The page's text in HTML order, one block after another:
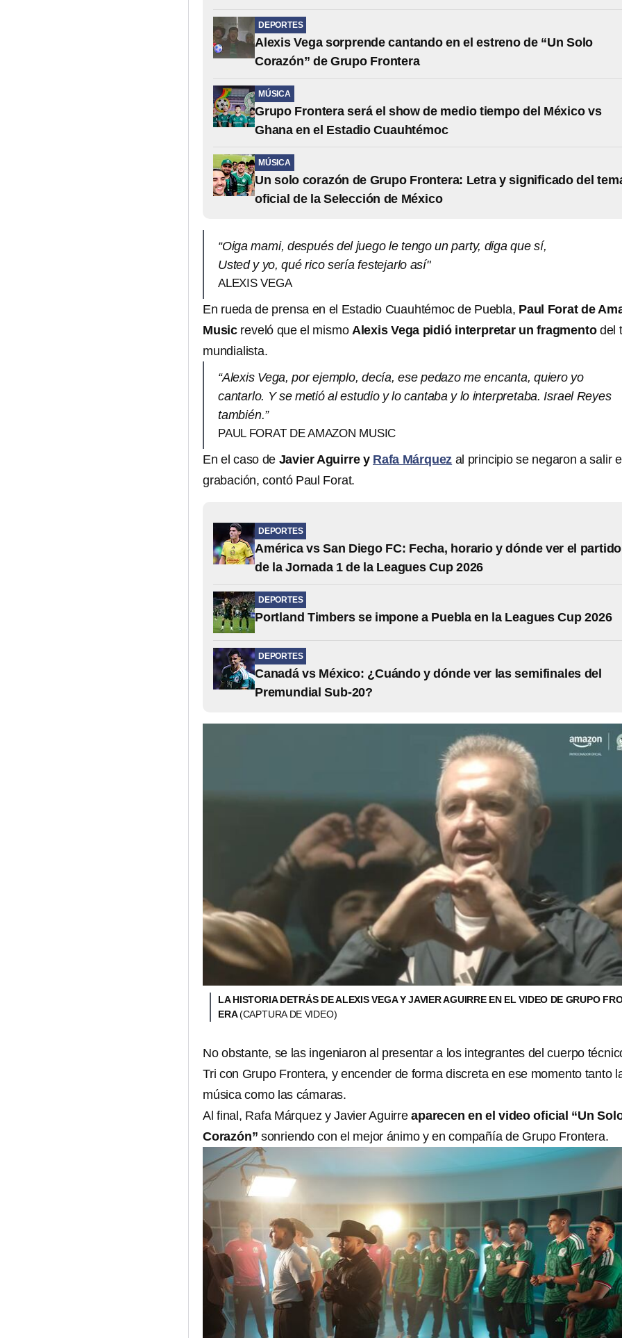
DEPORTES
Alexis Vega sorprende cantando en el estreno de “Un Solo
Corazón” de Grupo Frontera
MÚSICA
Grupo Frontera será el show de medio tiempo del México vs
Ghana en el Estadio Cuauhtémoc
MÚSICA
Un solo corazón de Grupo Frontera: Letra y significado del
oficial de la Selección de México
“Oiga mami, después del juego le tengo un party, diga que sí,
Usted y yo, qué rico sería festejarlo así"
ALEXIS VEGA
En rueda de prensa en el Estadio Cuauhtémoc de Puebla, Paul Forat de
Music reveló que el mismo Alexis Vega pidió interpretar un fragmentodel
mundialista.
“Alexis Vega, por ejemplo, decía, ese pedazo me encanta, quiero yo
cantarlo. Y se metió al estudio y lo cantaba y lo interpretaba. Israel Reyes
también.”
PAUL FORAT DE AMAZON MUSIC
En el caso de Javier Aguirre y Rafa Márquez al principio se negaron a salir
grabación, contó Paul Forat.
DEPORTES
América vs San Diego FC: Fecha, horario y dónde ver el partido
de la Jornada 1 de la Leagues Cup 2026
DEPORTES
Portland Timbers se impone a Puebla en la Leagues Cup 2026
DEPORTES
Canadá vs México: ¿Cuándo y dónde ver las semifinales del
Premundial Sub-20?
LA HISTORIA DETRÁS DE ALEXIS VEGA Y JAVIER AGUIRRE EN EL VIDEO DE GRUPO
ERA(CAPTURA DE VIDEO)
No obstante, se las ingeniaron al presentar a los integrantes del cuerpo
Tri con Grupo Frontera, y encender de forma discreta en ese momento tanto
música como las cámaras.
Al final, Rafa Márquez y Javier Aguirreaparecen en el video oficial “Un
Corazón” sonriendo con el mejor ánimo y en compañía de Grupo Frontera.